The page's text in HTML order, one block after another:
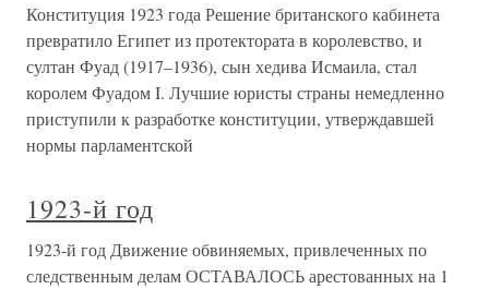
Конституция 1923 года Решение британского кабинета
превратило Египет из протектората в королевство, и
султан Фуад (1917–1936), сын хедива Исмаила, стал
королем Фуадом I. Лучшие юристы страны немедленно
приступили к разработке конституции, утверждавшей
нормы парламентской
1923-й год
1923-й год Движение обвиняемых, привлеченных по
следственным делам ОСТАВАЛОСЬ арестованных на 1